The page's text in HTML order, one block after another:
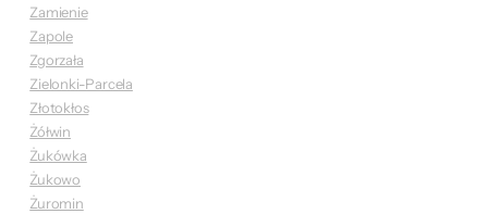
Zamienie
Zapole
Zgorzała
Zielonki-Parcela
Złotokłos
Żółwin
Żukówka
Żukowo
Żuromin